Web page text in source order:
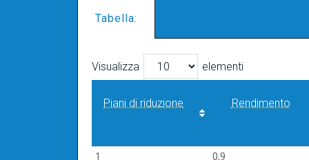
Tabella:
Visualizza elementi
Piani di riduzione Rendimento
1 0,9